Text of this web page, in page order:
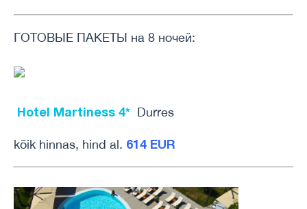
ГОТОВЫЕ ПАКЕТЫ на 8 ночей:
Hotel Martiness 4* Durres
kõik hinnas, hind al. 614 EUR